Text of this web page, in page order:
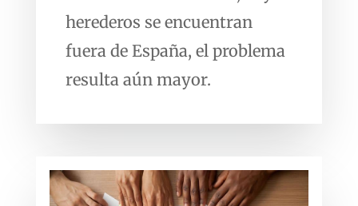
herederos se encuentran
fuera de España, el problema
resulta aún mayor.